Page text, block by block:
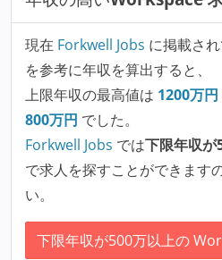
現在 Forkwell Jobs に掲載さ
を参考に年収を算出すると、
上限年収の最高値は 1200万円
800万円 でした。
Forkwell Jobs では下限年収が
で求人を探すことができます
い。
下限年収が500万以上の